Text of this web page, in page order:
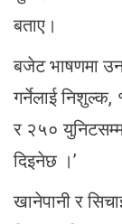
बताए।
बजेट भाषणमा
गर्नेलाई
र २५०
दिइनेछ ।’
खानेपानी र